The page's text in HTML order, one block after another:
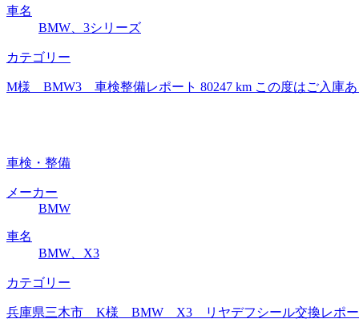
車名
BMW、3シリーズ
カテゴリー
M様 BMW3 車検整備レポート 80247 km この度はご入庫
車検・整備
メーカー
BMW
車名
BMW、X3
カテゴリー
兵庫県三木市 K様 BMW X3 リヤデフシール交換レポー